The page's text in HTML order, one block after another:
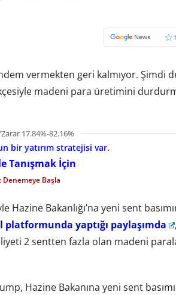
vermekten geri kalmıyor. Şimdi
madeni para üretimini
17.84%-82.16%
bir yatırım stratejisi var.
Tanışmak İçin
Denemeye Başla
Bakanlığı’na yeni sent
platformunda yaptığı paylaşımda
,
2 sentten fazla olan madeni
Hazine Bakanına yeni sent